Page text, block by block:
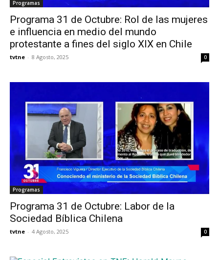
Programas
Programa 31 de Octubre: Rol de las mujeres
e influencia en medio del mundo
protestante a fines del siglo XIX en Chile
tvtne - 8 Agosto, 2025 0
Programas
Programa 31 de Octubre: Labor de la
Sociedad Bíblica Chilena
tvtne - 4 Agosto, 2025 0